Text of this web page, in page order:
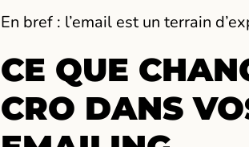
En bref : l’email est un terrain
CE QUE
CRO DANS